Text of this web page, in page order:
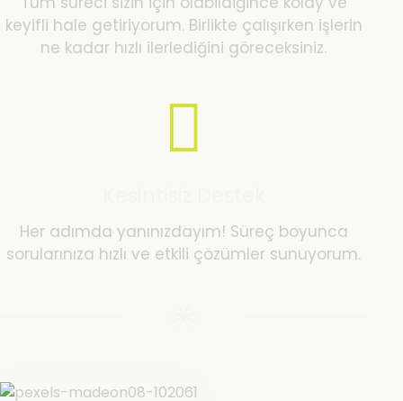
keyifli hale getiriyorum. Birlikte çalışırken işlerin
ne kadar hızlı ilerlediğini göreceksiniz.
Her adımda yanınızdayım! Süreç boyunca
sorularınıza hızlı ve etkili çözümler sunuyorum.